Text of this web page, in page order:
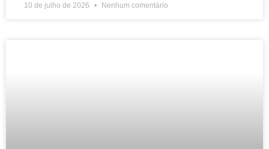
10 de julho de 2026 Nenhum comentário